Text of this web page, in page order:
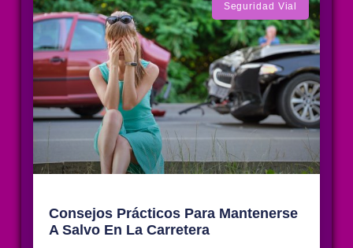
Seguridad Vial
Consejos Prácticos Para Mantenerse
A Salvo En La Carretera